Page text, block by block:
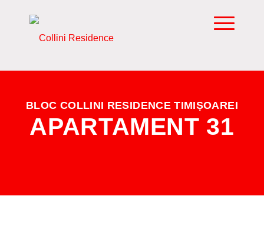
BLOC COLLINI RESIDENCE TIMIȘOAREI
APARTAMENT 31